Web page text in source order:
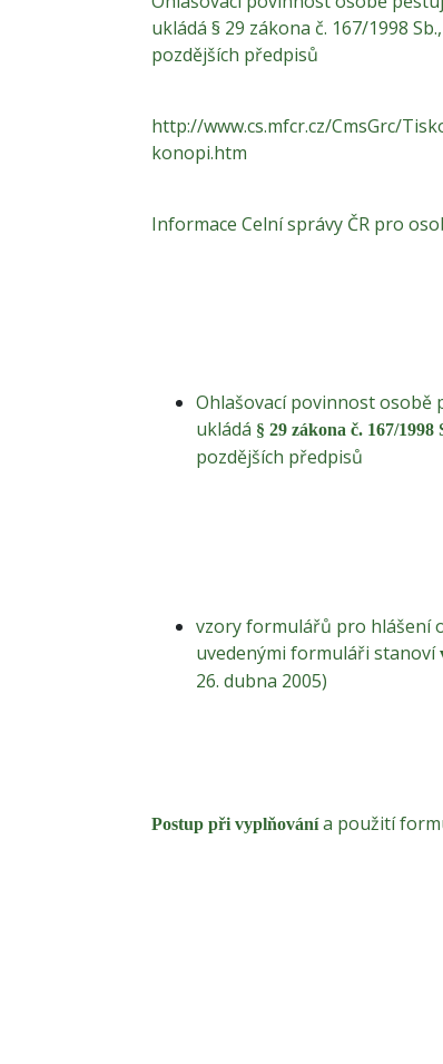
ukládá § 29 zákona č. 167/1998
pozdějších předpisů
http://www.cs.mfcr.cz/CmsGrc/
konopi.htm
Informace Celní správy ČR pro
Ohlašovací povinnost osobě
ukládá § 29 zákona č. 167/1998
pozdějších předpisů
vzory formulářů pro hlášení
uvedenými formuláři stanoví
26. dubna 2005)
Postup při vyplňovánía použití